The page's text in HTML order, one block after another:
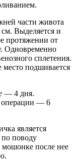
части живота
Выделяется и
протяжении от
Одновременно
сплетения.
место подшивается
— 4 дня.
операции — 6
является
поводу
мошонке после нее